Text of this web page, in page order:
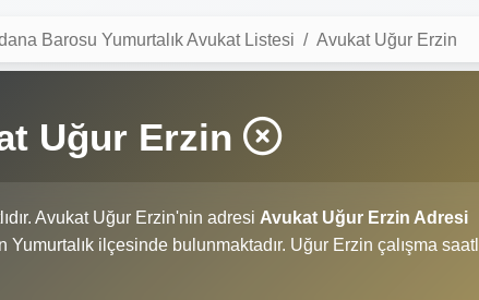
Barosu Yumurtalık Avukat Listesi Avukat Uğur Erzin
Uğur Erzin
Avukat Uğur Erzin'nin adresi Avukat Uğur Erzin Adresi
Yumurtalık ilçesinde bulunmaktadır. Uğur Erzin çalışma